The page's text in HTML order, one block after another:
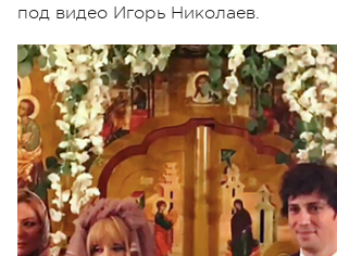
под видео Игорь Николаев.